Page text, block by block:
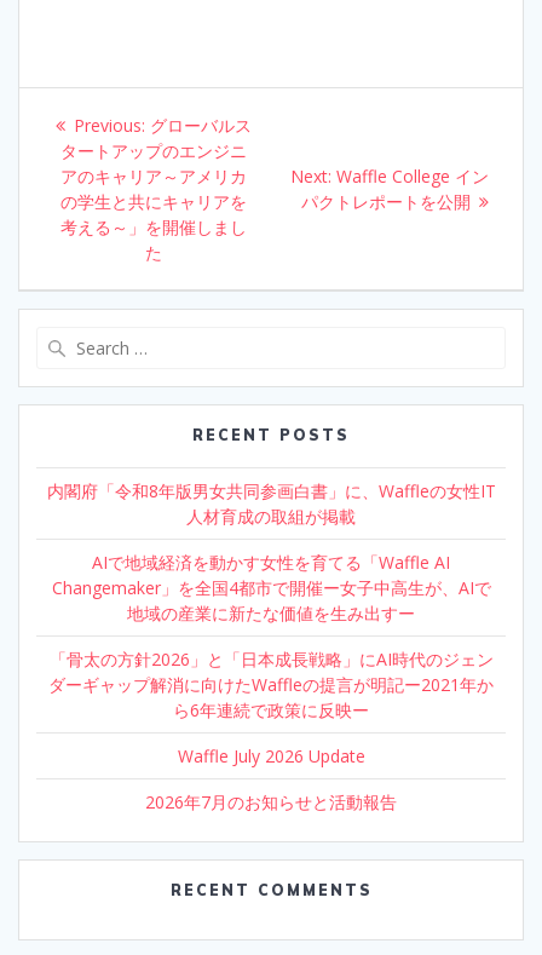
b
o
o
k
er e e
Post
navigation
Previous: Previous
post:
グローバルス
タートアップのエンジニ
アのキャリア～アメリカ
の学生と共にキャリアを
考える～」を開催しまし
た
Next: Next
post:
Waffle College イン
パクトレポートを公開
RECENT POSTS
内閣府「令和8年版男女共同参画白書」に、Waffleの女性IT
人材育成の取組が掲載
AIで地域経済を動かす女性を育てる「Waffle AI
Changemaker」を全国4都市で開催ー女子中高生が、AIで
地域の産業に新たな価値を生み出すー
「骨太の方針2026」と「日本成長戦略」にAI時代のジェン
ダーギャップ解消に向けたWaffleの提言が明記ー2021年か
ら6年連続で政策に反映ー
Waffle July 2026 Update
2026年7月のお知らせと活動報告
RECENT COMMENTS